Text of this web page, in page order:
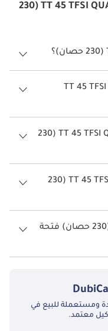
الأسئلة المتكررة عن أودي TT 45 TFSI QUATTRO (230
ما هو معدل استهلاك الوقود في أودي TT 45 TFSI
يبلغ معدل استهلاك الوقود المقترح من الشركة المصنعة لسيارة أودي TT
ما هي سعة المقاعد في أودي TT 45 TFSI QUATTRO (230
ما هو نظام الدفع في أودي TT 45 TFSI QUATTRO (230
هل تحوي أودي TT 45 TFSI QUATTRO (230 حصان) فتحة
سيارة جديدة ومستعملة للبيع في